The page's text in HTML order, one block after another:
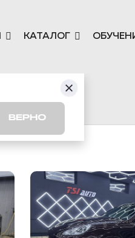
КАТАЛОГ
ВЕРНО